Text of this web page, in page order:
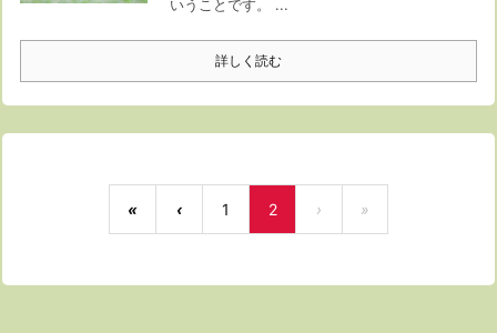
いうことです。 ...
詳しく読む
« ‹ 1 2 › »